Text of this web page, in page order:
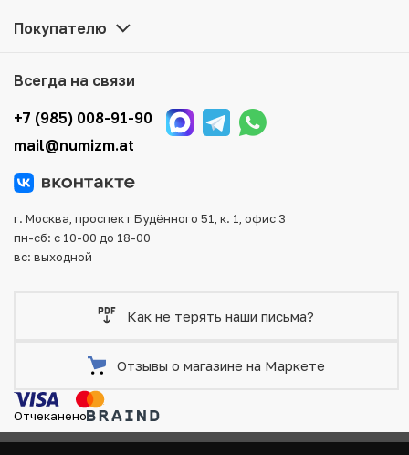
Мы доставим Ваш заказ в любой регион России, кроме
оплаты и доставки заказа. Все отправления надежно и
тщательно упаковываются, что исключает возможность
повреждения во время доставки.
Покупателю
Всегда на связи
+7 (985) 008-91-90
mail@numizm.at
г. Москва, проспект Будённого 51, к. 1, офис 3
пн-сб: с 10-00 до 18-00
вс: выходной
Как не терять наши письма?
Отзывы о магазине на Маркете
Отчеканено